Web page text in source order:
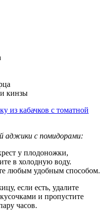
кинзы
из кабачков с томатной
аджики с помидорами:
у плодоножки,
в холодную воду.
любым удобным способом.
если есть, удалите
и пропустите
часов.